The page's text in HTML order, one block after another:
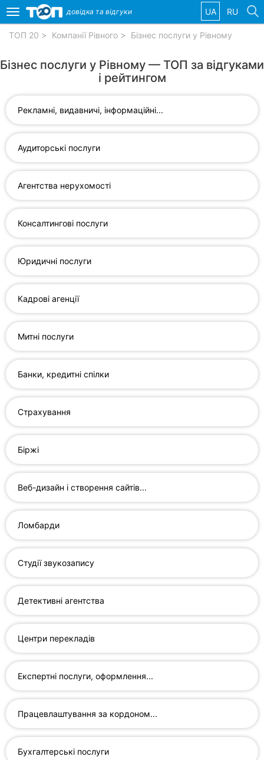
компанії
Популярні
рубрики:
Приватні
Ветеринарні
Ресторани
Стоматології
Всі
рубрики
міста:
Рівне
Вінниця
Житомир
Хмельницький
Одеса
Київ
Харків
Дніпро
Львів
Ріг
Toggle
navigation
довідка та відгуки UA RU
ТОП 20 Компанії Рівного Бізнес послуги у Рівному
Бізнес послуги у Рівному — ТОП за відгуками
і рейтингом
Рекламні, видавничі, інформаційні...
Аудиторські послуги
Агентства нерухомості
Консалтингові послуги
Юридичні послуги
Кадрові агенції
Митні послуги
Банки, кредитні спілки
Страхування
Біржі
Веб-дизайн і створення сайтів...
Ломбарди
Студії звукозапису
Детективні агентства
Центри перекладів
Експертні послуги, оформлення...
Працевлаштування за кордоном...
Бухгалтерські послуги